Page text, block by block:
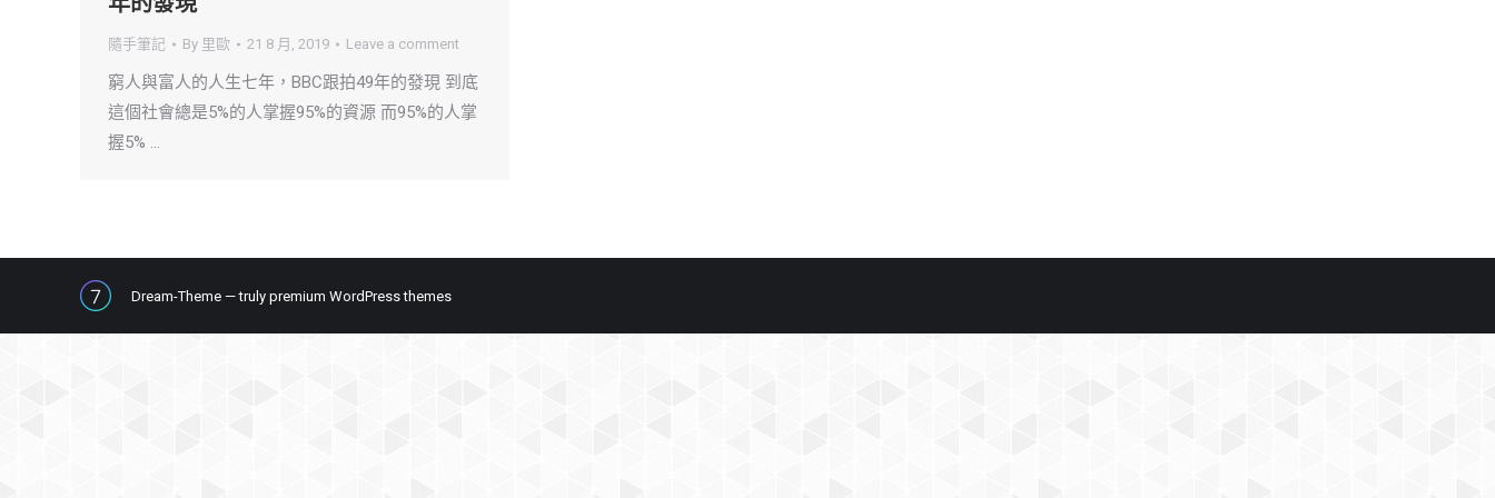
隨手筆記 By 里歐 21 8 月, 2019 Leave a comment
窮人與富人的人生七年，BBC跟拍49年的發現 到底
這個社會總是5%的人掌握95%的資源 而95%的人掌
握5% …
Dream-Theme — truly premium WordPress themes